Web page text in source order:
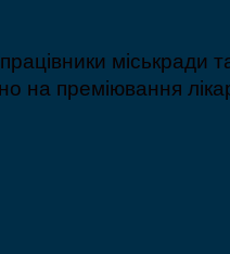
міськради
на преміювання